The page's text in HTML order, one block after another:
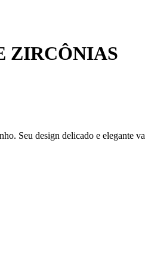
ZIRCÔNIAS
Seu design delicado e elegante